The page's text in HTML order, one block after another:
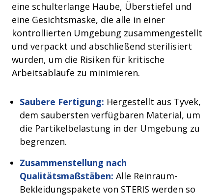
eine schulterlange Haube, Überstiefel und
eine Gesichtsmaske, die alle in einer
kontrollierten Umgebung zusammengestellt
und verpackt und abschließend sterilisiert
wurden, um die Risiken für kritische
Arbeitsabläufe zu minimieren.
Saubere Fertigung: Hergestellt aus Tyvek,
dem saubersten verfügbaren Material, um
die Partikelbelastung in der Umgebung zu
begrenzen.
Zusammenstellung nach
Qualitätsmaßstäben: Alle Reinraum-
Bekleidungspakete von STERIS werden so